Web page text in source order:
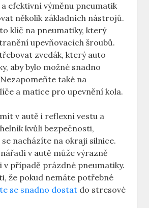
efektivní výměnu⁤ pneumatik​
několik ‍základních nástrojů.
​klíč na pneumatiky, který
upevňovacích šroubů.
zvedák, který auto
aby ⁢bylo možné snadno⁤
‍také na
a matice ‍pro upevnění kola.
v autě i⁢ reflexní vestu a
kvůli bezpečnosti,
⁢nacházíte na okraji silnice.
v autě‌ může ⁣výrazně
v případě ⁢prázdné pneumatiky.
že​ pokud⁣ nemáte potřebné
se snadno dostat do stresové